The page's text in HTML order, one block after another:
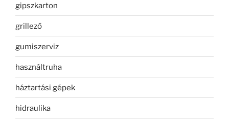
gipszkarton
grillező
gumiszerviz
használtruha
háztartási gépek
hidraulika